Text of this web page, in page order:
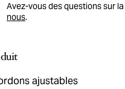
Avez-vous des questions sur
nous.
ajustables